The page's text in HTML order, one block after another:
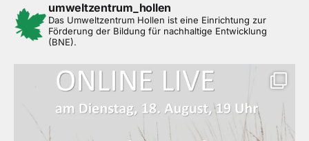
umweltzentrum_hollen
Das Umweltzentrum Hollen ist eine Einrichtung zur
Förderung der Bildung für nachhaltige Entwicklung
(BNE).